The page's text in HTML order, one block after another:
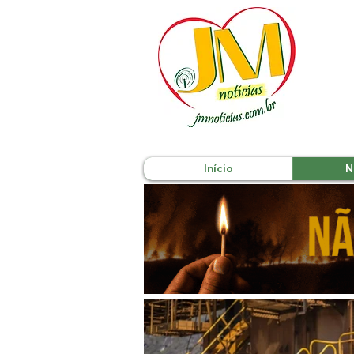
Início